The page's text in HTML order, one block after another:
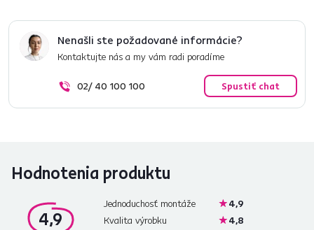
Nenašli ste požadované informácie?
Kontaktujte nás a my vám radi poradíme
02/ 40 100 100 Spustiť chat
Hodnotenia produktu
4,9
Jednoduchosť montáže
4,9
Kvalita výrobku
4,8